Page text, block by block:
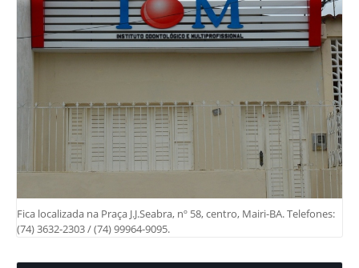
Fica localizada na Praça J.J.Seabra, nº 58, centro, Mairi-BA. Telefones:
(74) 3632-2303 / (74) 99964-9095.